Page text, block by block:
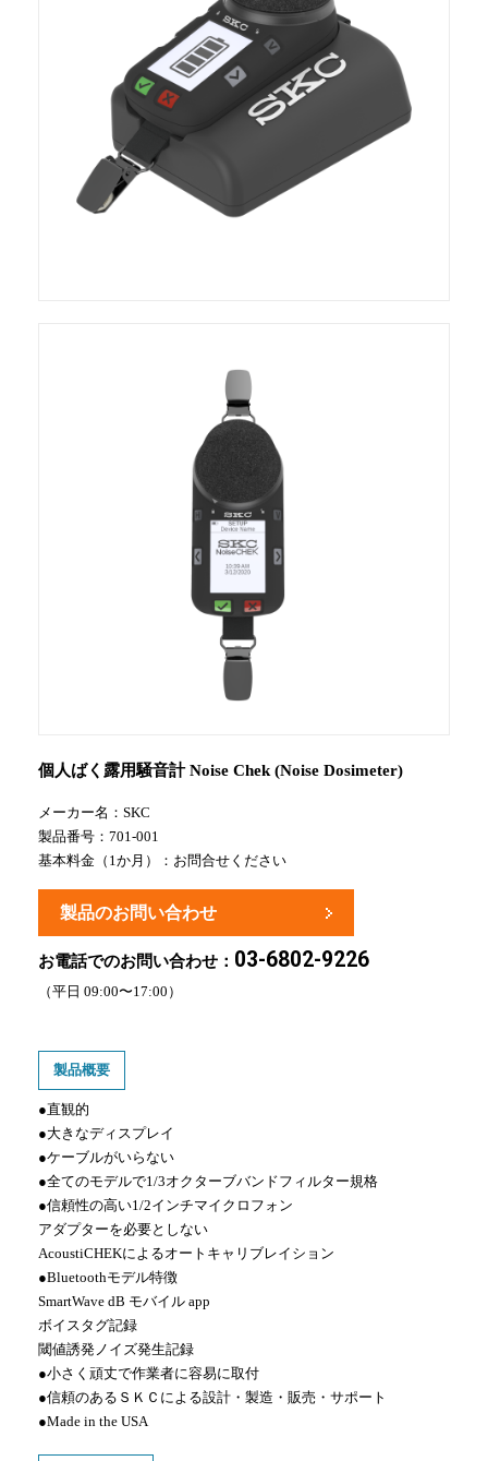
個人ばく露用騒音計 Noise Chek (Noise Dosimeter)
メーカー名： SKC
製品番号：701-001
基本料金（1か月）：お問合せください
製品のお問い合わせ
お電話でのお問い合わせ： 03-6802-9226
（平日 09:00〜17:00）
製品概要
●直観的
●大きなディスプレイ
●ケーブルがいらない
●全てのモデルで1/3オクターブバンドフィルター規格
●信頼性の高い1/2インチマイクロフォン
アダプターを必要としない
AcoustiCHEKによるオートキャリブレイション
●Bluetoothモデル特徴
SmartWave dB モバイル app
ボイスタグ記録
閾値誘発ノイズ発生記録
●小さく頑丈で作業者に容易に取付
●信頼のあるＳＫＣによる設計・製造・販売・サポート
●Made in the USA